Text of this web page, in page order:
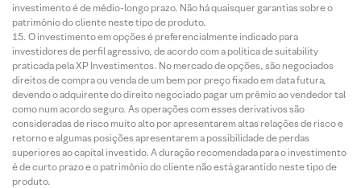
investimento é de médio-longo prazo. Não há quaisquer garantias sobre o
patrimônio do cliente neste tipo de produto.
O investimento em opções é preferencialmente indicado para
investidores de perfil agressivo, de acordo com a política de suitability
praticada pela XP Investimentos. No mercado de opções, são negociados
direitos de compra ou venda de um bem por preço fixado em data futura,
devendo o adquirente do direito negociado pagar um prêmio ao vendedor tal
como num acordo seguro. As operações com esses derivativos são
consideradas de risco muito alto por apresentarem altas relações de risco e
retorno e algumas posições apresentarem a possibilidade de perdas
superiores ao capital investido. A duração recomendada para o investimento
é de curto prazo e o patrimônio do cliente não está garantido neste tipo de
produto.